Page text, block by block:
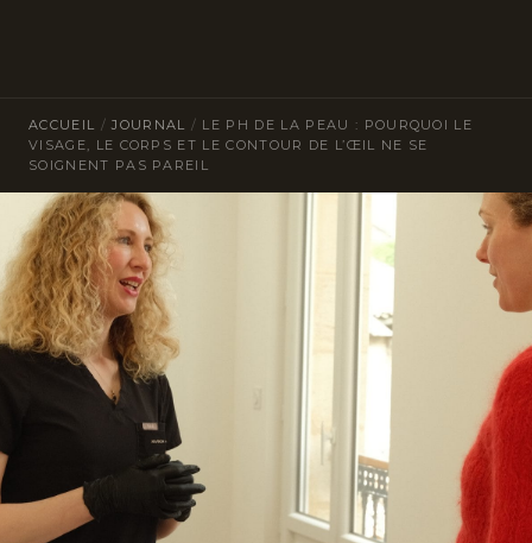
ACCUEIL / JOURNAL / LE PH DE LA PEAU : POURQUOI LE
VISAGE, LE CORPS ET LE CONTOUR DE L’ŒIL NE SE
SOIGNENT PAS PAREIL